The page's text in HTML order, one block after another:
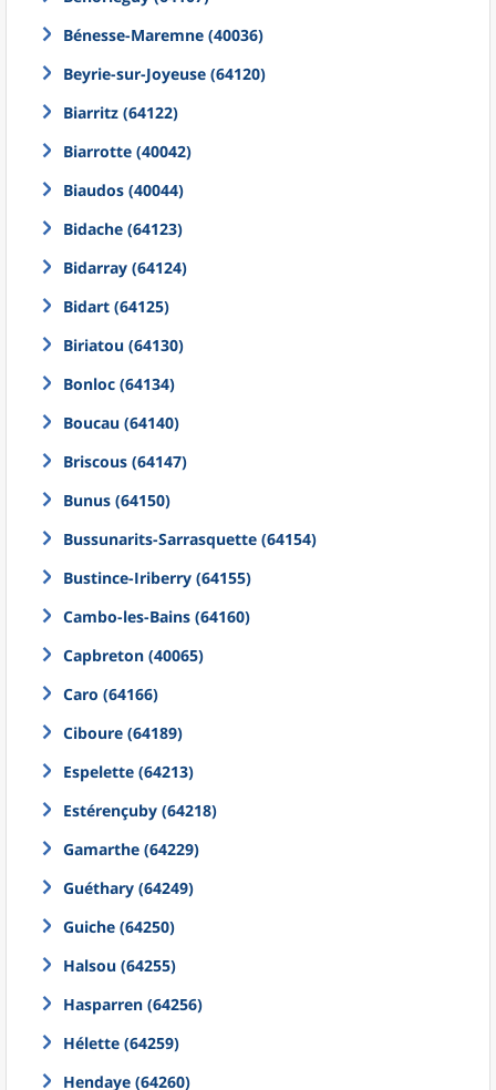
Bénesse-Maremne (40036)
Beyrie-sur-Joyeuse (64120)
Biarritz (64122)
Biarrotte (40042)
Biaudos (40044)
Bidache (64123)
Bidarray (64124)
Bidart (64125)
Biriatou (64130)
Bonloc (64134)
Boucau (64140)
Briscous (64147)
Bunus (64150)
Bussunarits-Sarrasquette (64154)
Bustince-Iriberry (64155)
Cambo-les-Bains (64160)
Capbreton (40065)
Caro (64166)
Ciboure (64189)
Espelette (64213)
Estérençuby (64218)
Gamarthe (64229)
Guéthary (64249)
Guiche (64250)
Halsou (64255)
Hasparren (64256)
Hélette (64259)
Hendaye (64260)